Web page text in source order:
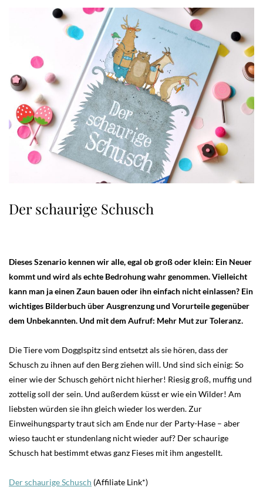
Der schaurige Schusch
Dieses Szenario kennen wir alle, egal ob groß oder klein: Ein Neuer
kommt und wird als echte Bedrohung wahr genommen. Vielleicht
kann man ja einen Zaun bauen oder ihn einfach nicht einlassen? Ein
wichtiges Bilderbuch über Ausgrenzung und Vorurteile gegenüber
dem Unbekannten. Und mit dem Aufruf: Mehr Mut zur Toleranz.
Die Tiere vom Dogglspitz sind entsetzt als sie hören, dass der
Schusch zu ihnen auf den Berg ziehen will. Und sind sich einig: So
einer wie der Schusch gehört nicht hierher! Riesig groß, muffig und
zottelig soll der sein. Und außerdem küsst er wie ein Wilder! Am
liebsten würden sie ihn gleich wieder los werden. Zur
Einweihungsparty traut sich am Ende nur der Party-Hase – aber
wieso taucht er stundenlang nicht wieder auf? Der schaurige
Schusch hat bestimmt etwas ganz Fieses mit ihm angestellt.
Der schaurige Schusch (Affiliate Link*)